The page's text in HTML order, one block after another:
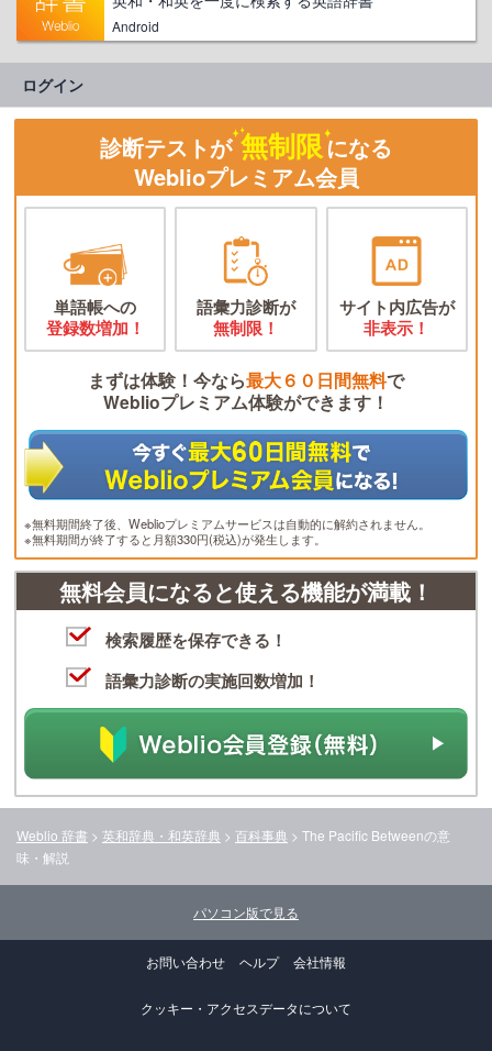
Android
ログイン
診断テストが 無制限になる
Weblioプレミアム会員
単語帳への
登録数増加！
語彙力診断が
無制限！
サイト内広告が
非表示！
まずは体験！今なら最大６０日間無料で
Weblioプレミアム体験ができます！
※無料期間終了後、Weblioプレミアムサービスは自動的に解約されません。
※無料期間が終了すると月額330円(税込)が発生します。
無料会員になると使える機能が満載！
検索履歴を保存できる！
語彙力診断の実施回数増加！
Weblio 辞書 > 英和辞典・和英辞典 > 百科事典 > The Pacific Betweenの意
味・解説
パソコン版で見る
お問い合わせ ヘルプ 会社情報
クッキー・アクセスデータについて